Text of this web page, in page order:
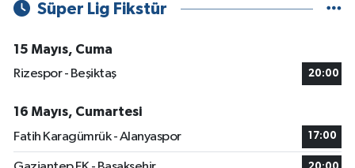
Süper Lig Fikstür
15 Mayıs, Cuma
Rizespor - Beşiktaş
20:00
16 Mayıs, Cumartesi
Fatih Karagümrük - Alanyaspor
17:00